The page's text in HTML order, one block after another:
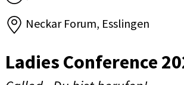
Neckar Forum, Esslingen
Ladies Conference